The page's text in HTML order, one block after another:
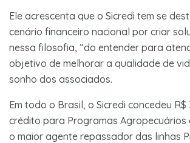
Ele acrescenta que o Sicredi tem se
cenário financeiro nacional por criar
nessa filosofia, “do entender para
objetivo de melhorar a qualidade de
sonho dos associados.
Em todo o Brasil, o Sicredi concedeu R$
crédito para Programas Agropecuários
o maior agente repassador das linhas